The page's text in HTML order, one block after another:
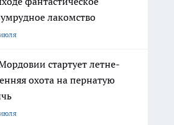
лакомство
стартует летне-
охота на пернатую